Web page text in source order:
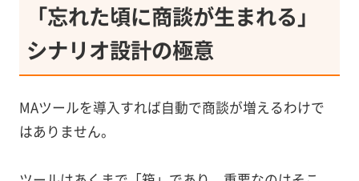
「忘れた頃に商談が生まれる」
シナリオ設計の極意
MAツールを導入すれば自動で商談が増えるわけで
はありません。